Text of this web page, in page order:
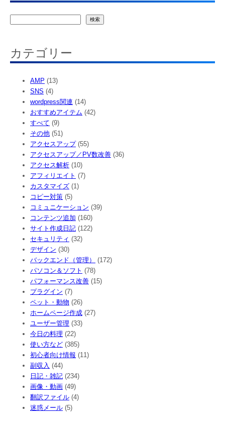
検索
カテゴリー
AMP (13)
SNS (4)
wordpress関連 (14)
おすすめアイテム (42)
すべて (9)
その他 (51)
アクセスアップ(55)
アクセスアップ／PV数改善 (36)
アクセス解析 (10)
アフィリエイト (7)
カスタマイズ (1)
コピー対策 (5)
コミュニケーション (39)
コンテンツ追加 (160)
サイト作成日記 (122)
セキュリティ (32)
デザイン (30)
バックエンド（管理）
(172)
パソコン＆ソフト (78)
パフォーマンス改善 (15)
プラグイン (7)
ペット・動物 (26)
ホームページ作成 (27)
ユーザー管理 (33)
今日の料理 (22)
使い方など (385)
初心者向け情報 (11)
副収入 (44)
日記・雑記 (234)
画像・動画 (49)
翻訳ファイル (4)
迷惑メール (5)